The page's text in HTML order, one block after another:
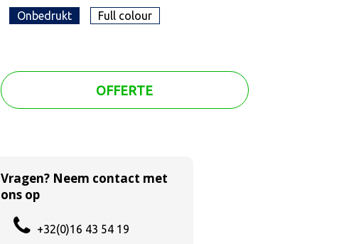
Onbedrukt Full colour
OFFERTE
Vragen? Neem contact met
ons op
+32(0)16 43 54 19